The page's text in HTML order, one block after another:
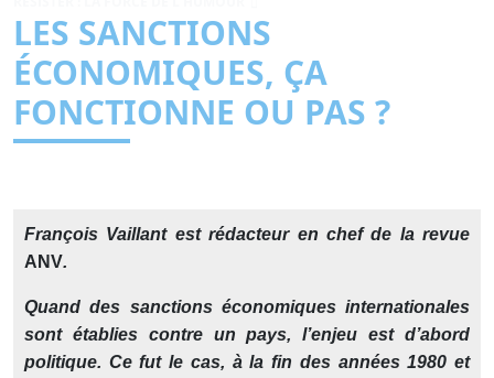
LES SANCTIONS
ÉCONOMIQUES, ÇA
FONCTIONNE OU PAS ?
François Vaillant est rédacteur en chef de la revue
ANV.
Quand des sanctions économiques internationales
sont établies contre un pays, l’enjeu est d’abord
politique. Ce fut le cas, à la fin des années 1980 et